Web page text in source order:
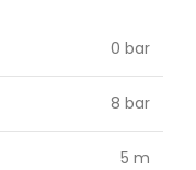
0 bar
8 bar
5 m